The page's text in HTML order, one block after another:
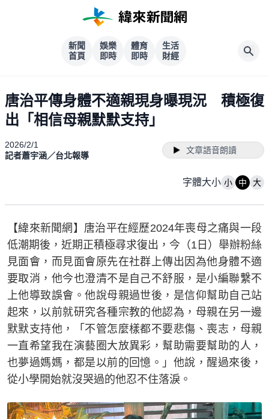
新聞
首頁
娛樂
即時
體育
即時
生活
財經
唐治平傳身體不適親現身曝現況 積極復
出「相信母親默默支持」
2026/2/1
記者蕭宇涵／台北報導
文章語音朗讀
字體大小 小 中 大
【緯來新聞網】唐治平在經歷2024年喪母之痛與一段
低潮期後，近期正積極尋求復出，今（1日）舉辦粉絲
見面會，而見面會原先在社群上傳出因為他身體不適
要取消，他今也澄清不是自己不舒服，是小編聯繫不
上他導致誤會。他說母親過世後，是信仰幫助自己站
起來，以前就研究各種宗教的他認為，母親在另一邊
默默支持他，「不管怎麼樣都不要悲傷、喪志，母親
一直希望我在演藝圈大放異彩，幫助需要幫助的人，
也夢過媽媽，都是以前的回憶。」他說，醒過來後，
從小學開始就沒哭過的他忍不住落淚。